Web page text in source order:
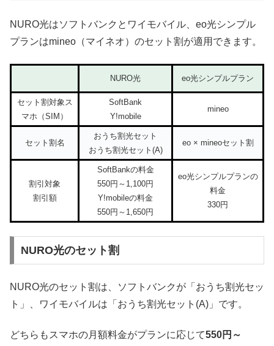
NURO光はソフトバンクとワイモバイル、eo光シンプル
プランはmineo（マイネオ）のセット割が適用できます。
NURO光 eo光シンプルプラン
セット割対象ス
マホ（SIM）
SoftBank
Y!mobile
mineo
セット割名
おうち割光セット
おうち割光セット(A)
eo × mineoセット割
割引対象
割引額
SoftBankの料金
550円～1,100円
Y!mobileの料金
550円～1,650円
eo光シンプルプランの
料金
330円
NURO光のセット割
NURO光のセット割は、ソフトバンクが「おうち割光セッ
ト」、ワイモバイルは「おうち割光セット(A)」です。
どちらもスマホの月額料金がプランに応じて550円～